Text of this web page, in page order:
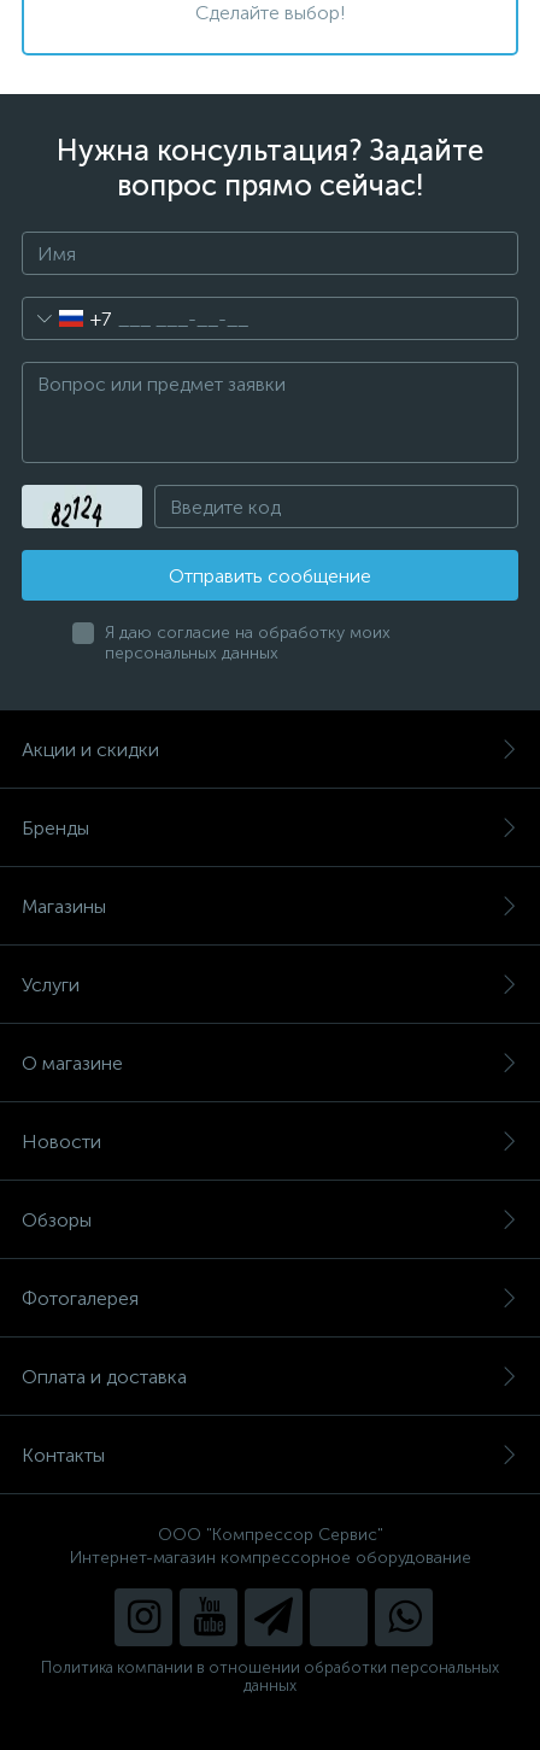
Сделайте выбор!
Нужна консультация? Задайте
вопрос прямо сейчас!
+7
Отправить сообщение
Я даю согласие на обработку моих
персональных данных
Акции и скидки
Бренды
Магазины
Услуги
О магазине
Новости
Обзоры
Фотогалерея
Оплата и доставка
Контакты
ООО "Компрессор Сервис"
Интернет-магазин компрессорное оборудование
Политика компании в отношении обработки персональных
данных